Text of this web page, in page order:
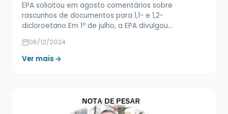
EPA solicitou em agosto comentários sobre
rascunhos de documentos para 1,1- e 1,2-
dicloroetano Em 1º de julho, a EPA divulgou…
06/12/2024
Ver mais